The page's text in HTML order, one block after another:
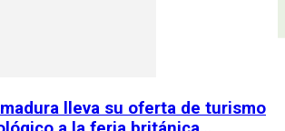
lleva su oferta de turismo